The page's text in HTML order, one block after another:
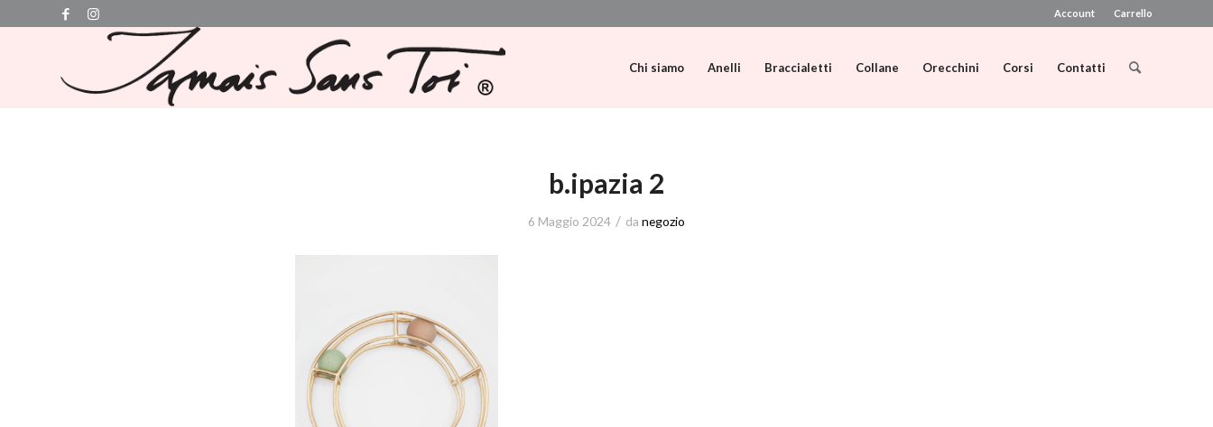
Account Carrello
Chi siamo Anelli Braccialetti Collane Orecchini Corsi Contatti
b.ipazia 2
6 Maggio 2024 / da negozio